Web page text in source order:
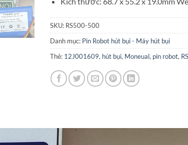
SKU: RS500-500
Danh mục: Pin Robot hút bụi - Máy hút bụi
Thẻ: 12J001609, hút bụi, Moneual, pin robot,